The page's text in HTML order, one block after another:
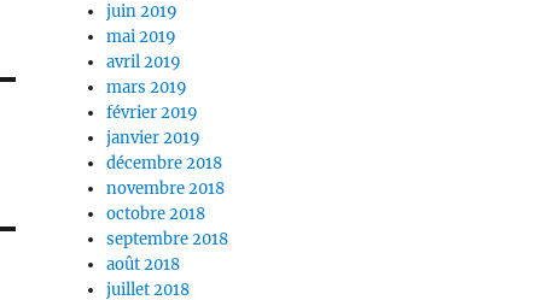
juin 2019
mai 2019
avril 2019
mars 2019
février 2019
janvier 2019
décembre 2018
novembre 2018
octobre 2018
septembre 2018
août 2018
juillet 2018